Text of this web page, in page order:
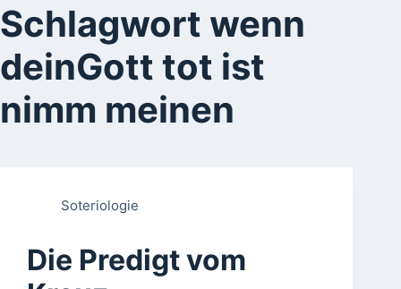
Schlagwort wenn
deinGott tot ist
nimm meinen
Soteriologie
Die Predigt vom